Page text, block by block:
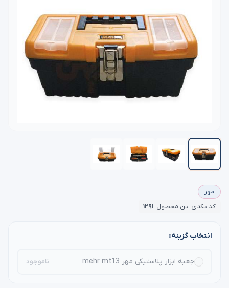
مهر
کد یکتای این محصول: ۱۲۹۱
انتخاب گزینه:
جعبه ابزار پلاستیکی مهر mehr mt13 ناموجود